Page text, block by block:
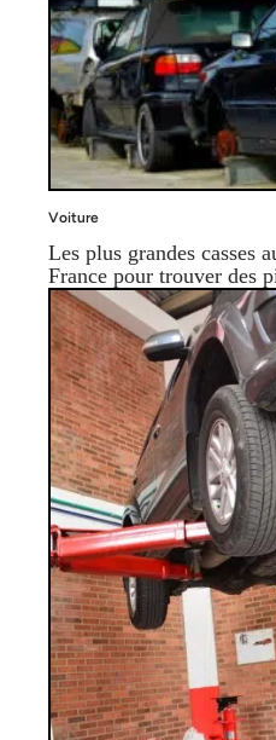
Voiture
Les plus grandes casses
France pour trouver des